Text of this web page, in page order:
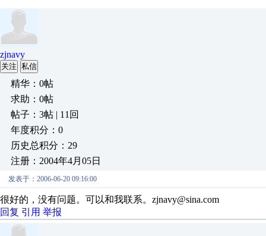
zjnavy
关注 私信
精华：0帖
求助：0帖
帖子：3帖 | 11回
年度积分：0
历史总积分：29
注册：2004年4月05日
发表于：2006-06-20 09:16:00
很好的，没有问题。可以和我联系。zjnavy@sina.com
回复 引用 举报